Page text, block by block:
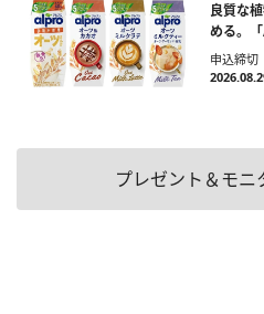
良質な
める。
申込締切
プレゼント＆モニ